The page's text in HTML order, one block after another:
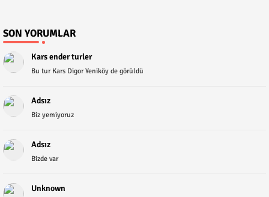
SON YORUMLAR
Kars ender turler
Bu tur Kars Digor Yeniköy de görüldü
Adsız
Biz yemiyoruz
Adsız
Bizde var
Unknown